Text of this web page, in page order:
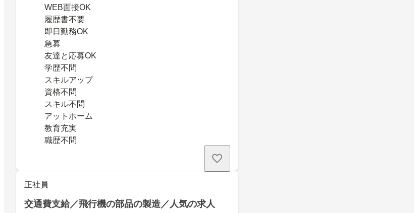
WEB面接OK
履歴書不要
即日勤務OK
急募
友達と応募OK
学歴不問
スキルアップ
資格不問
スキル不問
アットホーム
教育充実
職歴不問
正社員
交通費支給／飛行機の部品の製造／人気の求人